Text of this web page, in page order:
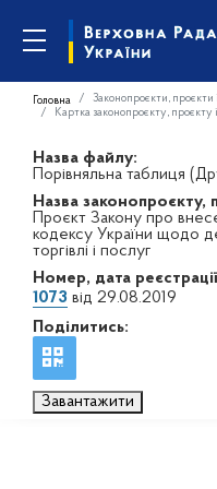
Головна Законопроєкти, проєкти
Картка законопроєкту, проєкту
Назва файлу:
Порівняльна таблиця
Назва законопроєкту,
Проєкт Закону про
кодексу України щодо
торгівлі і послуг
Номер, дата
1073 від 29.08.2019
Поділитись:
Завантажити